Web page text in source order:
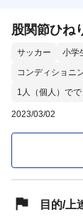
股関節ひね
サッカー 小学
コンディショニ
1人（個人）でで
2023/03/02
目的/上